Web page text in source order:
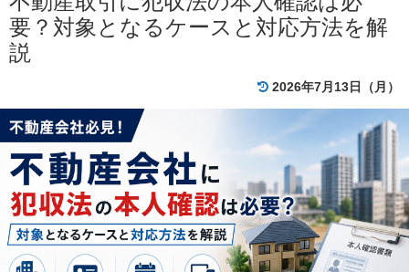
要？対象となるケースと対応方法を解
説
2026年7月13日（月）